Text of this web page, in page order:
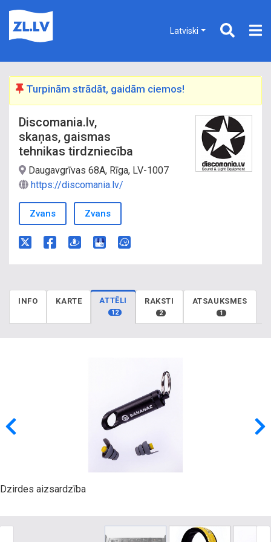
Latviski
Turpinām strādāt, gaidām ciemos!
Discomania.lv,
skaņas, gaismas
tehnikas tirdzniecība
Daugavgrīvas 68A, Rīga, LV-1007
https://discomania.lv/
Zvans Zvans
INFO KARTE ATTĒLI
12
RAKSTI
2
ATSAUKSMES
1
Dzirdes aizsardzība